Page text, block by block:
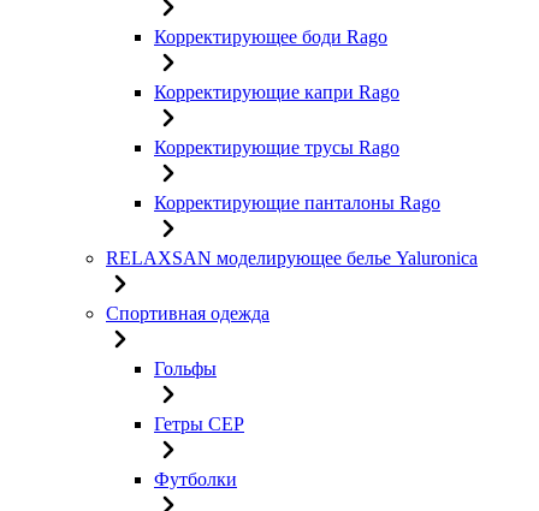
Корректирующее боди Rago
Корректирующие капри Rago
Корректирующие трусы Rago
Корректирующие панталоны Rago
RELAXSAN моделирующее белье Yaluroniсa
Спортивная одежда
Гольфы
Гетры CEP
Футболки